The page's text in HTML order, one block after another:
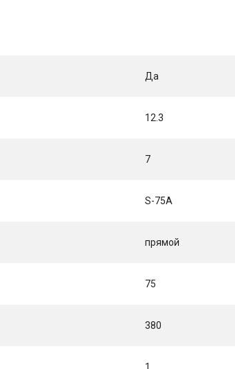
Да
12.3
7
S-75A
прямой
75
380